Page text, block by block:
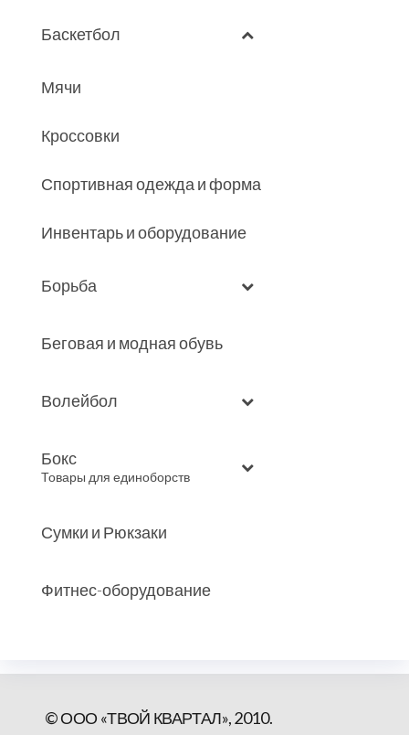
Баскетбол
Мячи
Кроссовки
Спортивная одежда и форма
Инвентарь и оборудование
Борьба
Беговая и модная обувь
Волейбол
Бокс
–
Товары для единоборств
Сумки и Рюкзаки
Фитнес-оборудование
© ООО «ТВОЙ КВАРТАЛ», 2010.